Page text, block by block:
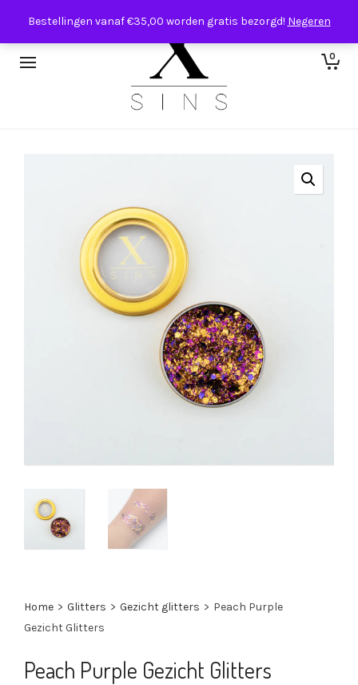
Bestellingen vanaf €35,00 worden gratis bezorgd! Negeren
0
Home > Glitters > Gezicht glitters > Peach Purple
Gezicht Glitters
Peach Purple Gezicht Glitters